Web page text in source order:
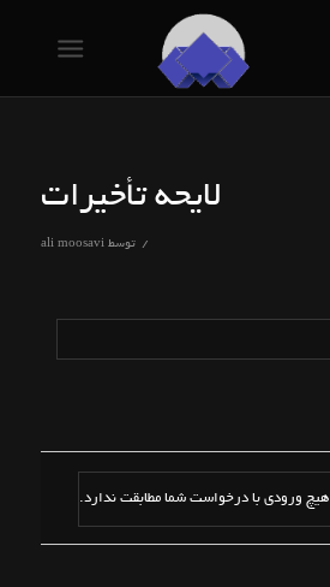
لایحه تأخیرات
/ توسطali moosavi
هیچ ورودی با درخواست شما مطابقت ندارد.